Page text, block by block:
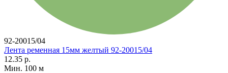
92-20015/04
Лента ременная 15мм желтый 92-20015/04
12.35 р.
Мин. 100 м